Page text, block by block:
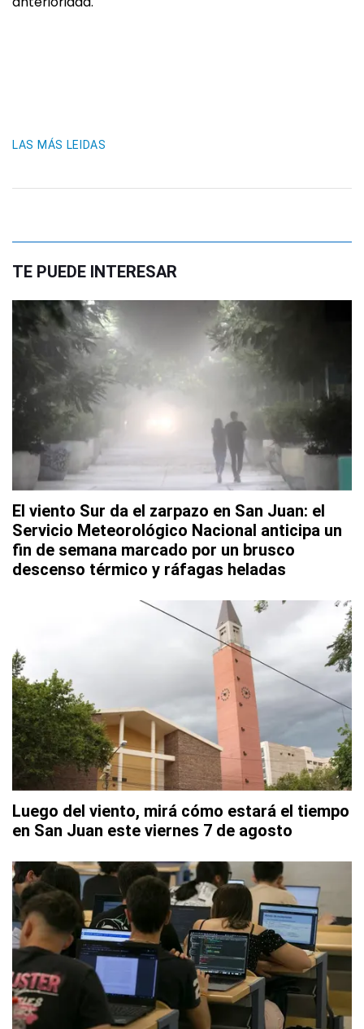
LAS MÁS LEIDAS
TE PUEDE INTERESAR
El viento Sur da el zarpazo en San Juan: el
Servicio Meteorológico Nacional anticipa un
fin de semana marcado por un brusco
descenso térmico y ráfagas heladas
Luego del viento, mirá cómo estará el tiempo
en San Juan este viernes 7 de agosto